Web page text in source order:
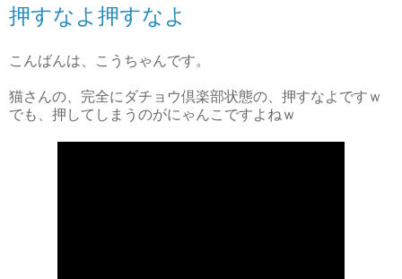
押すなよ押すなよ
こんばんは、こうちゃんです。
猫さんの、完全にダチョウ倶楽部状態の、押すなよですｗ
でも、押してしまうのがにゃんこですよねｗ